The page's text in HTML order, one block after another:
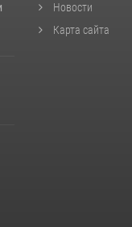
Новости
Карта сайта